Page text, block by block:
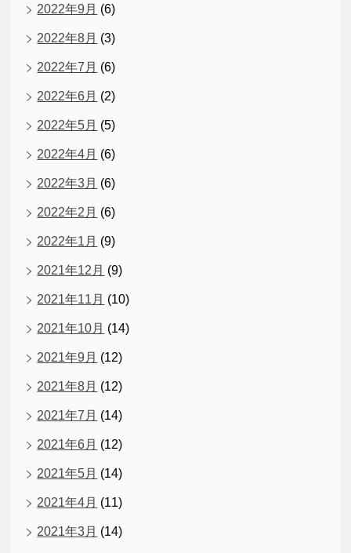
2022年9月 (6)
2022年8月 (3)
2022年7月 (6)
2022年6月 (2)
2022年5月 (5)
2022年4月 (6)
2022年3月 (6)
2022年2月 (6)
2022年1月 (9)
2021年12月 (9)
2021年11月 (10)
2021年10月 (14)
2021年9月 (12)
2021年8月 (12)
2021年7月 (14)
2021年6月 (12)
2021年5月 (14)
2021年4月 (11)
2021年3月 (14)